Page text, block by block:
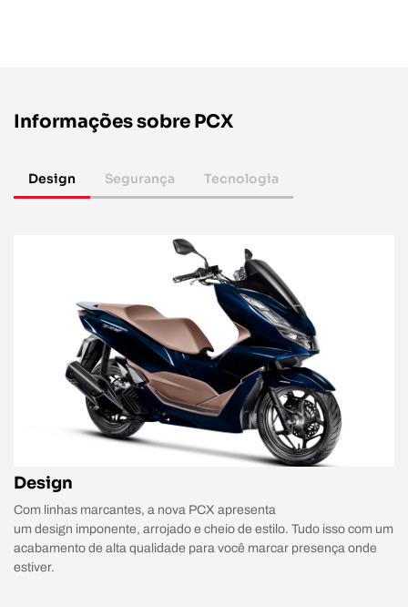
Informações sobre PCX
Design Segurança Tecnologia
Design
Com linhas marcantes, a nova PCX apresenta
um design imponente, arrojado e cheio de estilo. Tudo isso com um
acabamento de alta qualidade para você marcar presença onde
estiver.